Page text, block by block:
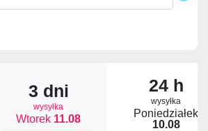
3 dni
wysyłka
Wtorek 11.08
24 h
wysyłka
Poniedziałek
10.08